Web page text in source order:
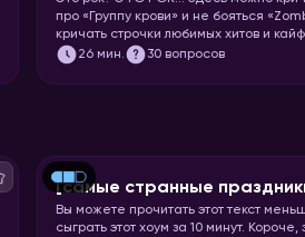
про «Группу крови» и не бояться
кричать строчки любимых хитов и
риффы. Покажите всем «козу» 🤟 и
26 мин. 30 вопросов
[самые странные
Вы можете прочитать этот текст
сыграть этот хоум за 10 минут.